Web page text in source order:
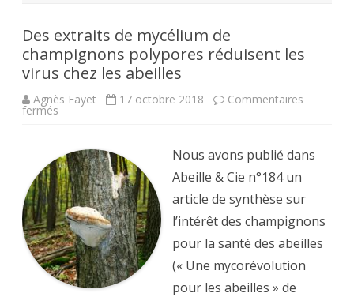
Des extraits de mycélium de
champignons polypores réduisent les
virus chez les abeilles
Agnès Fayet 17 octobre 2018 Commentaires
fermés
mycélium
de
champignons
polypores
réduisent
les
virus
chez
les
abeilles
Nous avons publié dans
Abeille & Cie n°184 un
article de synthèse sur
l’intérêt des champignons
pour la santé des abeilles
(« Une mycorévolution
pour les abeilles » de